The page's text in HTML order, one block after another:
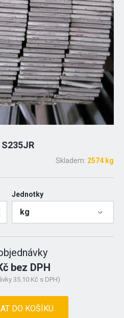
S235JR
Skladem: 2574 kg
Jednotky
kg
bez DPH
35.10 Kč s DPH)
DO KOŠÍKU